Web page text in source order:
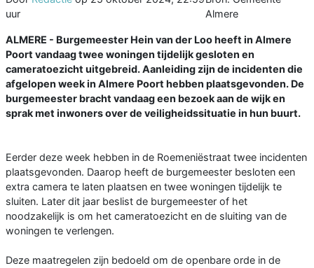
uur
Almere
ALMERE - Burgemeester Hein van der Loo heeft in Almere
Poort vandaag twee woningen tijdelijk gesloten en
cameratoezicht uitgebreid. Aanleiding zijn de incidenten die
afgelopen week in Almere Poort hebben plaatsgevonden. De
burgemeester bracht vandaag een bezoek aan de wijk en
sprak met inwoners over de veiligheidssituatie in hun buurt.
Eerder deze week hebben in de Roemeniëstraat twee incidenten
plaatsgevonden. Daarop heeft de burgemeester besloten een
extra camera te laten plaatsen en twee woningen tijdelijk te
sluiten. Later dit jaar beslist de burgemeester of het
noodzakelijk is om het cameratoezicht en de sluiting van de
woningen te verlengen.
Deze maatregelen zijn bedoeld om de openbare orde in de